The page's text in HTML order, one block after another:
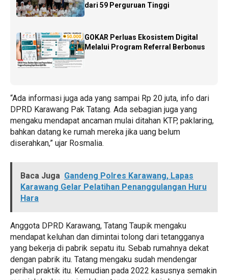
dari 59 Perguruan Tinggi
GOKAR Perluas Ekosistem Digital
Melalui Program Referral Berbonus
“Ada informasi juga ada yang sampai Rp 20 juta, info dari
DPRD Karawang Pak Tatang. Ada sebagian juga yang
mengaku mendapat ancaman mulai ditahan KTP, paklaring,
bahkan datang ke rumah mereka jika uang belum
diserahkan,” ujar Rosmalia.
Baca Juga Gandeng Polres Karawang, Lapas
Karawang Gelar Pelatihan Penanggulangan Huru
Hara
Anggota DPRD Karawang, Tatang Taupik mengaku
mendapat keluhan dan dimintai tolong dari tetangganya
yang bekerja di pabrik sepatu itu. Sebab rumahnya dekat
dengan pabrik itu. Tatang mengaku sudah mendengar
perihal praktik itu. Kemudian pada 2022 kasusnya semakin